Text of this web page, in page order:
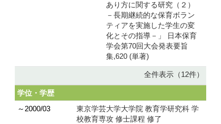
あり方に関する研究（２）
－長期継続的な保育ボラン
ティアを実施した学生の変
化とその指導－」 日本保育
学会第70回大会発表要旨
集,620 (単著)
全件表示（12件）
学位・学歴
～2000/03
東京学芸大学大学院 教育学研究科 学
校教育専攻 修士課程 修了